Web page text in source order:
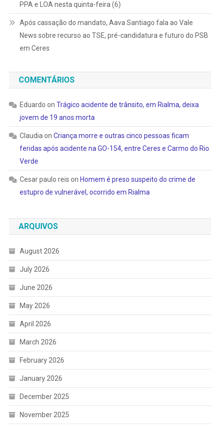
PPA e LOA nesta quinta-feira (6)
Após cassação do mandato, Aava Santiago fala ao Vale
News sobre recurso ao TSE, pré-candidatura e futuro do PSB
em Ceres
COMENTÁRIOS
Eduardo on Trágico acidente de trânsito, em Rialma, deixa
jovem de 19 anos morta
Claudiaon Criança morre e outras cinco pessoas ficam
feridas após acidente na GO-154, entre Ceres e Carmo do Rio
Verde
Cesar paulo reis on Homem é preso suspeito do crime de
estupro de vulnerável, ocorrido em Rialma
ARQUIVOS
August 2026
July 2026
June 2026
May 2026
April 2026
March 2026
February 2026
January 2026
December 2025
November 2025